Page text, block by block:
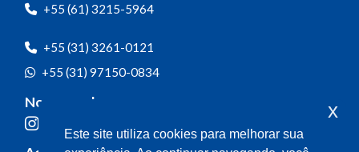
+55 (61) 3215-5964
+55 (31) 3261-0121
+55 (31) 97150-0834
Nossas redes
Este site utiliza cookies para melhorar sua
x